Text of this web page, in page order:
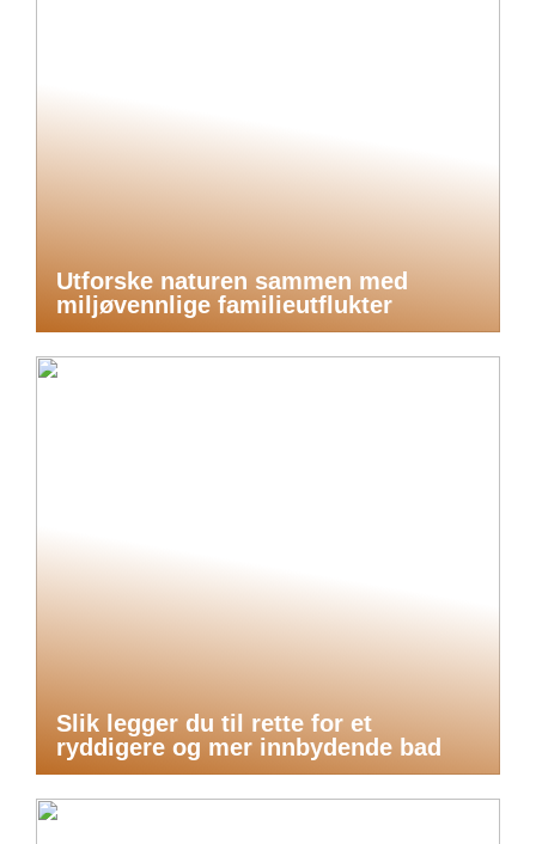
Utforske naturen sammen med
miljøvennlige familieutflukter
Slik legger du til rette for et
ryddigere og mer innbydende bad